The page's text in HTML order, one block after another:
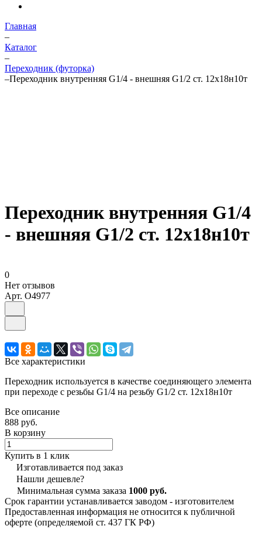
Главная
–
Каталог
–
Переходник (футорка)
–Переходник внутренняя G1/4 - внешняя G1/2 ст. 12х18н10т
Переходник внутренняя G1/4
- внешняя G1/2 ст. 12х18н10т
0
Нет отзывов
Арт. O4977
Все характеристики
Переходник используется в качестве соединяющего элемента
при переходе с резьбы G1/4 на резьбу G1/2 ст. 12х18н10т
Все описание
888 руб.
В корзину
Купить в 1 клик
Изготавливается под заказ
Нашли дешевле?
Минимальная сумма заказа 1000 руб.
Срок гарантии устанавливается заводом - изготовителем
Предоставленная информация не относится к публичной
оферте (определяемой ст. 437 ГК РФ)